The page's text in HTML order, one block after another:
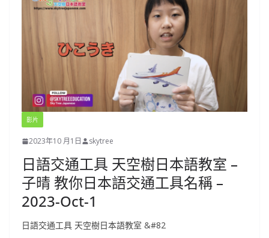
影片
2023年10 月1日 skytree
日語交通工具 天空樹日本語教室 –
子晴 教你日本語交通工具名稱 –
2023-Oct-1
日語交通工具 天空樹日本語教室 &#82